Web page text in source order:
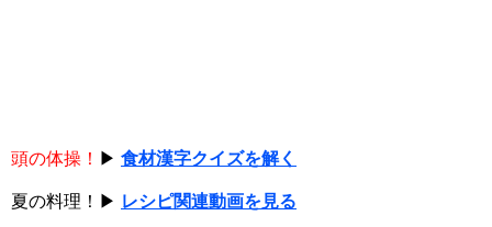
頭の体操！ ▶ 食材漢字クイズを解く
夏の料理！▶ レシピ関連動画を見る